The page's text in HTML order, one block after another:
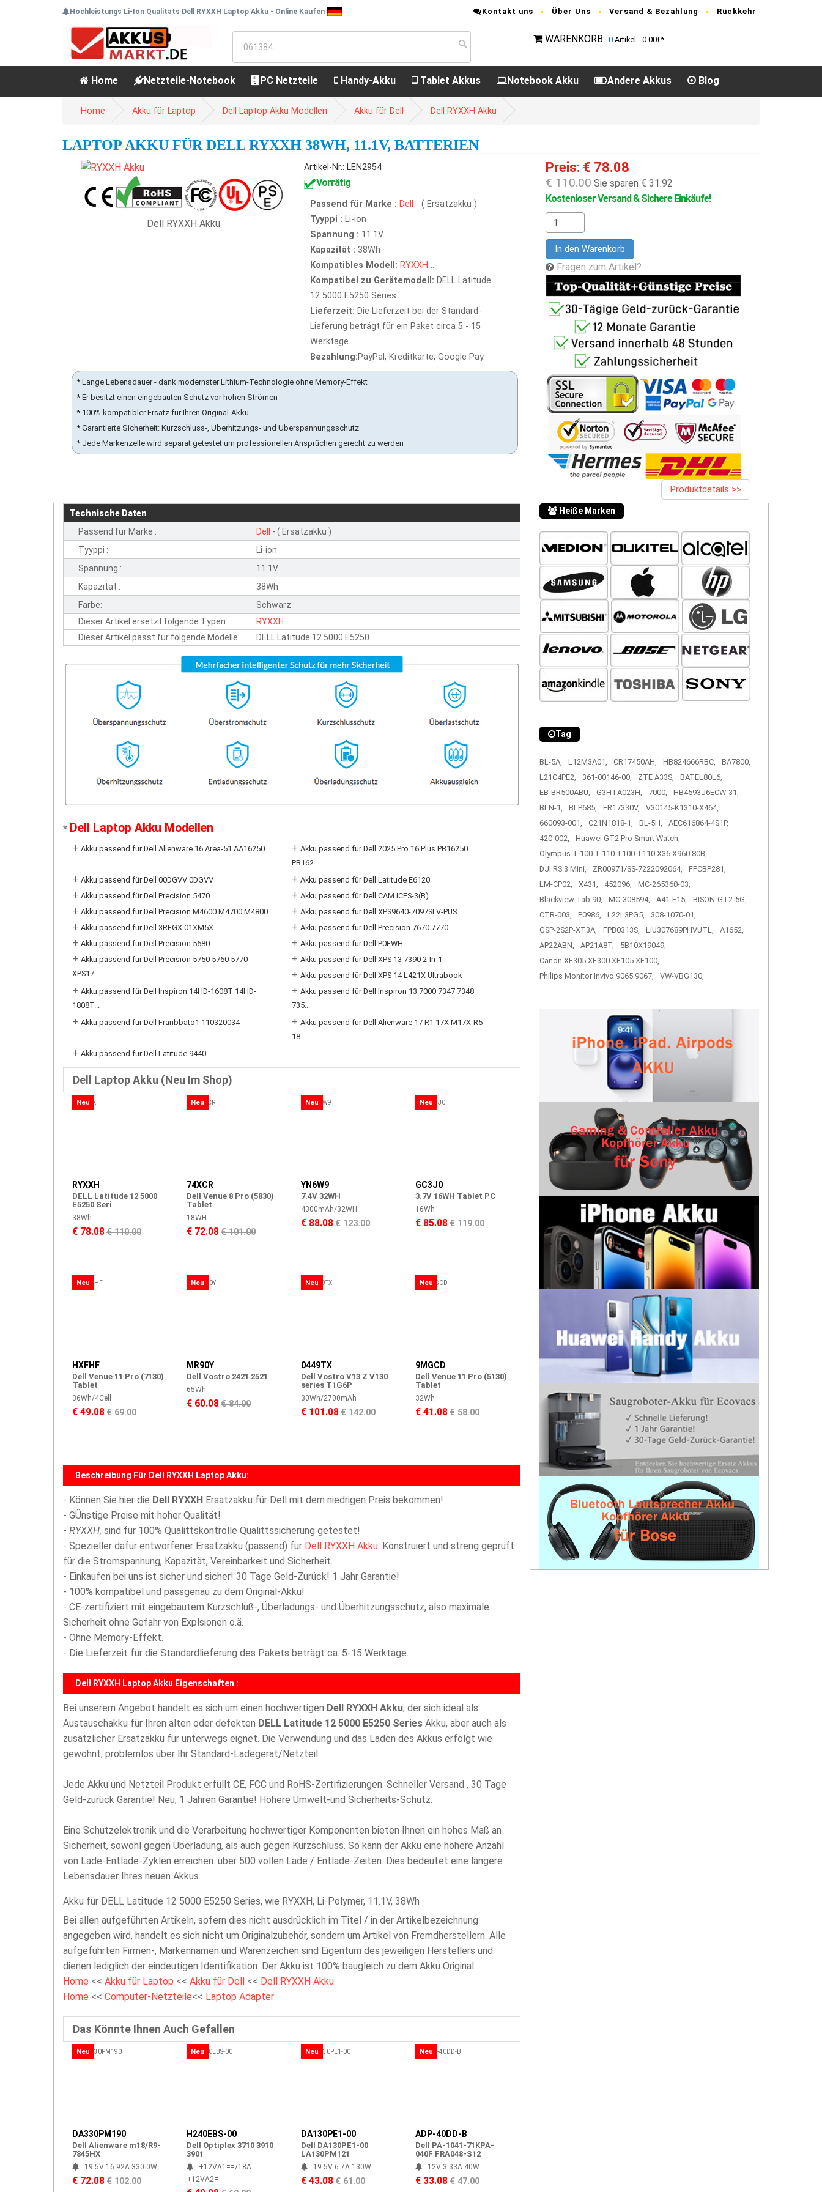
Hochleistungs Li-Ion Qualitäts Dell RYXXH Laptop Akku - Online Kaufen Kontakt uns Über Uns Versand & Bezahlung Rückkehr
WARENKORB 0 Artikel - 0.00€*
Home Netzteile-Notebook PC Netzteile Handy-Akku Tablet Akkus Notebook Akku Andere Akkus Blog
Home Akku für Laptop Dell Laptop Akku Modellen Akku für Dell Dell RYXXH Akku
LAPTOP AKKU FÜR DELL RYXXH 38WH, 11.1V, BATTERIEN
Dell RYXXH Akku
Artikel-Nr.: LEN2954
Vorrätig
Passend für Marke : Dell - ( Ersatzakku )
Tyyppi : Li-ion
Spannung : 11.1V
Kapazität : 38Wh
Kompatibles Modell: RYXXH ...
Kompatibel zu Gerätemodell: DELL Latitude
12 5000 E5250 Series...
Lieferzeit: Die Lieferzeit bei der Standard-
Lieferung beträgt für ein Paket circa 5 - 15
Werktage.
Bezahlung:PayPal, Kreditkarte, Google Pay.
* Lange Lebensdauer - dank modernster Lithium-Technologie ohne Memory-Effekt
* Er besitzt einen eingebauten Schutz vor hohen Strömen
* 100% kompatibler Ersatz für Ihren Original-Akku.
* Garantierte Sicherheit: Kurzschluss-, Überhitzungs- und Überspannungsschutz
* Jede Markenzelle wird separat getestet um professionellen Ansprüchen gerecht zu werden
Preis: € 78.08
€ 110.00 Sie sparen € 31.92
Kostenloser Versand & Sichere Einkäufe!
In den Warenkorb
Fragen zum Artikel?
Produktdetails >>
Technische Daten
Passend für Marke :
Dell
- ( Ersatzakku )
Tyyppi :
Li-ion
Spannung :
11.1V
Kapazität :
38Wh
Farbe:
Schwarz
Dieser Artikel ersetzt folgende Typen:
RYXXH
Dieser Artikel passt für folgende Modelle:
DELL Latitude 12 5000 E5250
* Dell Laptop Akku Modellen
+ Akku passend für Dell Alienware 16 Area-51 AA16250 +Akku passend für Dell 2025 Pro 16 Plus PB16250
PB162...
+ Akku passend für Dell 00DGVV 0DGVV +Akku passend für Dell Latitude E6120
+ Akku passend für Dell Precision 5470 +Akku passend für Dell CAM ICES-3(B)
+ Akku passend für Dell Precision M4600 M4700 M4800 +Akku passend für Dell XPS9640-7097SLV-PUS
+ Akku passend für Dell 3RFGX 01XM5X +Akku passend für Dell Precision 7670 7770
+ Akku passend für Dell Precision 5680 +Akku passend für Dell P0FWH
+ Akku passend für Dell Precision 5750 5760 5770
XPS17...
+Akku passend für Dell XPS 13 7390 2-In-1
+Akku passend für Dell XPS 14 L421X Ultrabook
+ Akku passend für Dell Inspiron 14HD-1608T 14HD-
1808T...
+Akku passend für Dell Inspiron 13 7000 7347 7348
735...
+ Akku passend für Dell Franbbato1 110320034 +Akku passend für Dell Alienware 17 R1 17X M17X-R5
18...
+ Akku passend für Dell Latitude 9440
Dell Laptop Akku (Neu Im Shop)
Neu
RYXXH
DELL Latitude 12 5000
E5250 Seri
38Wh
€ 78.08€ 110.00
Neu
74XCR
Dell Venue 8 Pro (5830)
Tablet
18WH
€ 72.08€ 101.00
Neu
YN6W9
7.4V 32WH
4300mAh/32WH
€ 88.08€ 123.00
Neu
GC3J0
3.7V 16WH Tablet PC
16Wh
€ 85.08€ 119.00
Neu
HXFHF
Dell Venue 11 Pro (7130)
Tablet
36Wh/4Cell
€ 49.08€ 69.00
Neu
MR90Y
Dell Vostro 2421 2521
65Wh
€ 60.08€ 84.00
Neu
0449TX
Dell Vostro V13 Z V130
series T1G6P
30Wh/2700mAh
€ 101.08€ 142.00
Neu
9MGCD
Dell Venue 11 Pro (5130)
Tablet
32Wh
€ 41.08€ 58.00
Beschreibung Für Dell RYXXH Laptop Akku:
- Können Sie hier die Dell RYXXH Ersatzakku für Dell mit dem niedrigen Preis bekommen!
- GÜnstige Preise mit hoher Qualität!
- RYXXH, sind für 100% Qualittskontrolle Qualittssicherung getestet!
- Spezieller dafür entworfener Ersatzakku (passend) für Dell RYXXH Akku. Konstruiert und streng geprüft
für die Stromspannung, Kapazität, Vereinbarkeit und Sicherheit.
- Einkaufen bei uns ist sicher und sicher! 30 Tage Geld-Zurück! 1 Jahr Garantie!
- 100% kompatibel und passgenau zu dem Original-Akku!
- CE-zertifiziert mit eingebautem Kurzschluß-, Überladungs- und Überhitzungsschutz, also maximale
Sicherheit ohne Gefahr von Explsionen o.ä.
- Ohne Memory-Effekt.
- Die Lieferzeit für die Standardlieferung des Pakets beträgt ca. 5-15 Werktage.
Dell RYXXH Laptop Akku Eigenschaften :
Bei unserem Angebot handelt es sich um einen hochwertigen Dell RYXXH Akku, der sich ideal als
Austauschakku für Ihren alten oder defekten DELL Latitude 12 5000 E5250 Series Akku, aber auch als
zusätzlicher Ersatzakku für unterwegs eignet. Die Verwendung und das Laden des Akkus erfolgt wie
gewohnt, problemlos über Ihr Standard-Ladegerät/Netzteil.
Jede Akku und Netzteil Produkt erfüllt CE, FCC und RoHS-Zertifizierungen. Schneller Versand , 30 Tage
Geld-zurück Garantie! Neu, 1 Jahren Garantie! Höhere Umwelt-und Sicherheits-Schutz.
Eine Schutzelektronik und die Verarbeitung hochwertiger Komponenten bieten Ihnen ein hohes Maß an
Sicherheit, sowohl gegen Überladung, als auch gegen Kurzschluss. So kann der Akku eine höhere Anzahl
von Lade-Entlade-Zyklen erreichen. über 500 vollen Lade / Entlade-Zeiten. Dies bedeutet eine längere
Lebensdauer Ihres neuen Akkus.
Akku für DELL Latitude 12 5000 E5250 Series, wie RYXXH, Li-Polymer, 11.1V, 38Wh
Bei allen aufgeführten Artikeln, sofern dies nicht ausdrücklich im Titel / in der Artikelbezeichnung
angegeben wird, handelt es sich nicht um Originalzubehör, sondern um Artikel von Fremdherstellern. Alle
aufgeführten Firmen-, Markennamen und Warenzeichen sind Eigentum des jeweiligen Herstellers und
dienen lediglich der eindeutigen Identifikation. Der Akku ist 100% baugleich zu dem Akku Original.
Home << Akku für Laptop << Akku für Dell << Dell RYXXH Akku
Home << Computer-Netzteile<< Laptop Adapter
Das Könnte Ihnen Auch Gefallen
Neu
DA330PM190
Dell Alienware m18/R9-
7845HX
19.5V 16.92A 330.0W
€ 72.08€ 102.00
Neu
H240EBS-00
Dell Optiplex 3710 3910
3901
+12VA1==/18A
+12VA2=
Neu
DA130PE1-00
Dell DA130PE1-00
LA130PM121
19.5V 6.7A 130W
€ 43.08€ 61.00
Neu
ADP-40DD-B
Dell PA-1041-71KPA-
040F FRA048-S12
12V 3.33A 40W
€ 33.08€ 47.00
Heiße Marken
Tag
BL-5A, L12M3A01, CR17450AH, HB824666RBC,
BA7800,
L21C4PE2,
361-00146-00, ZTE A33S,
BATEL80L6,
EB-BR500ABU,
G3HTA023H, 7000,
HB4593J6ECW-31,
BLN-1,
BLP685, ER17330V,
V30145-K1310-X464,
660093-001,
C21N1818-1, BL-5H,
AEC616864-4S1P,
420-002,
Huawei GT2 Pro Smart Watch,
Olympus T 100 T 110 T100 T110 X36 X960 80B,
DJI RS 3 Mini,
ZR00971/SS-7222092064,
FPCBP281,
LM-CP02,
X431, 452096,
MC-265360-03,
Blackview Tab 90,
MC-308594, A41-E15,
BISON-GT2-5G,
CTR-003,
P0986, L22L3PG5,
308-1070-01,
GSP-2S2P-XT3A,
FPB0313S, LiU307689PHVUTL,
A1652,
AP22ABN,
AP21A8T,
5B10X19049,
Canon XF305 XF300 XF105 XF100,
Philips Monitor Invivo 9065 9067,
VW-VBG130,